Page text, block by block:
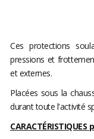
Ces protections
pressions et
et externes.
Placées sous la
durant toute l'activité